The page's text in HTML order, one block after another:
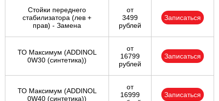
Стойки переднего
стабилизатора (лев +
прав) - Замена
от
3499
рублей
Записаться
ТО Максимум (ADDINOL
0W30 (синтетика))
от
16799
рублей
Записаться
ТО Максимум (ADDINOL
0W40 (синтетика))
от
16999
Записаться